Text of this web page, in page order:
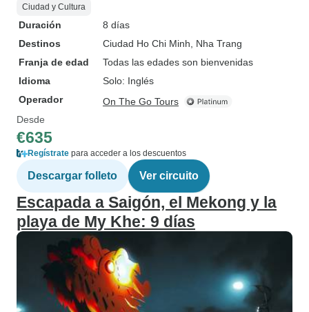
Ciudad y Cultura
Duración
8 días
Destinos
Ciudad Ho Chi Minh , Nha Trang
Franja de edad
Todas las edades son bienvenidas
Idioma
Solo: Inglés
Operador
On The Go Tours
Desde
€635
Regístrate para acceder a los descuentos
Descargar folleto Ver circuito
Escapada a Saigón, el Mekong y la
playa de My Khe: 9 días